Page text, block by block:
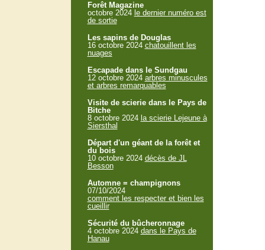
Forêt Magazine
octobre 2024 le dernier numéro est
de sortie
Les sapins de Douglas
16 octobre 2024 chatouillent les
nuages
Escapade dans le Sundgau
12 octobre 2024 arbres minuscules
et arbres remarquables
Visite de scierie dans le Pays de
Bitche
8 octobre 2024 la scierie Lejeune à
Siersthal
Départ d'un géant de la forêt et
du bois
10 octobre 2024 décès de JL
Besson
Automne = champignons
07/10/2024
comment les respecter et bien les
cueillir
Sécurité du bûcheronnage
4 octobre 2024 dans le Pays de
Hanau